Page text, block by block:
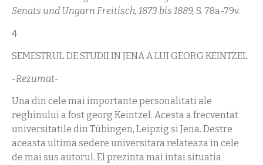
Senats und Ungarn Freitisch, 1873 bis 1889, S. 78a-79v.
4
SEMESTRUL DE STUDII IN JENA A LUI GEORG KEINTZEL
-Rezumat-
Una din cele mai importante personalitati ale
reghinului a fost georg Keintzel. Acesta a frecventat
universitatile din Tübingen, Leipzig si Jena. Destre
aceasta ultima sedere universitara relateaza in cele
de mai sus autorul. El prezinta mai intai situatia